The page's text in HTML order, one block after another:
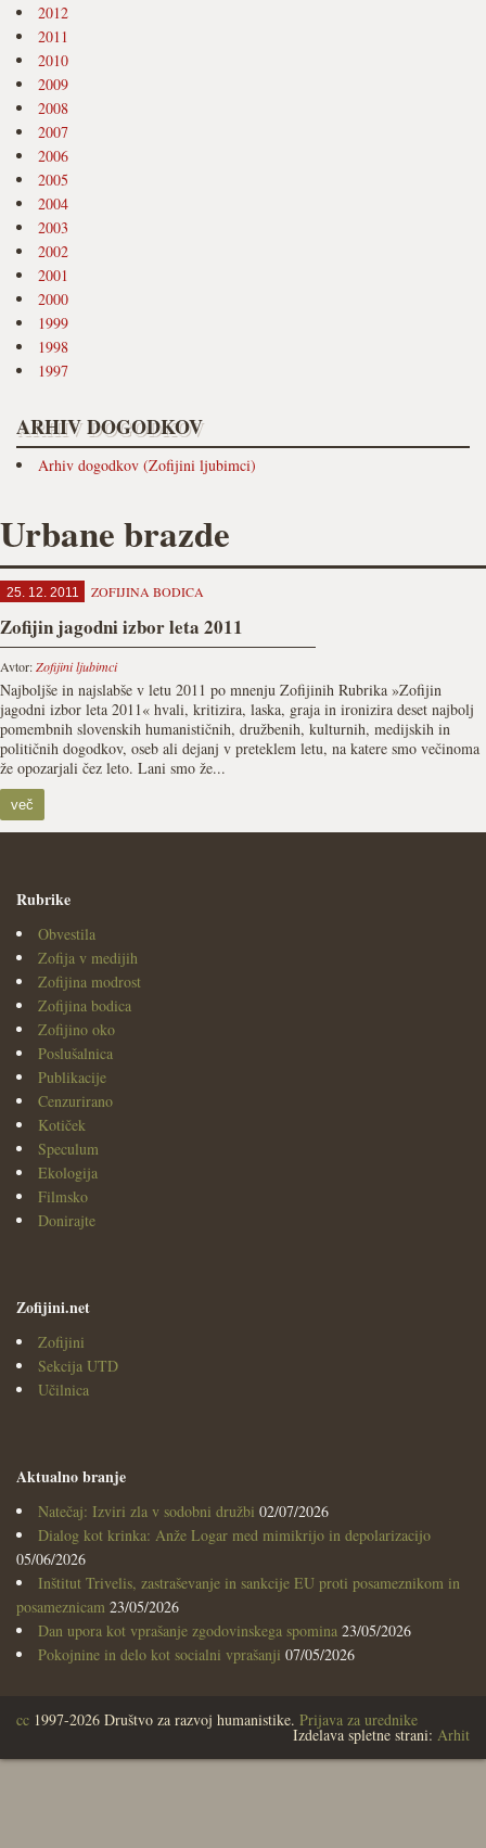
2012
2011
2010
2009
2008
2007
2006
2005
2004
2003
2002
2001
2000
1999
1998
1997
ARHIV DOGODKOV
Arhiv dogodkov (Zofijini ljubimci)
Urbane brazde
25. 12. 2011 ZOFIJINA BODICA
Zofijin jagodni izbor leta 2011
Avtor:Zofijini ljubimci
Najboljše in najslabše v letu 2011 po mnenju Zofijinih Rubrika »Zofijin
jagodni izbor leta 2011« hvali, kritizira, laska, graja in ironizira deset najbolj
pomembnih slovenskih humanističnih, družbenih, kulturnih, medijskih in
političnih dogodkov, oseb ali dejanj v preteklem letu, na katere smo večinoma
že opozarjali čez leto. Lani smo že...
več
Rubrike
Obvestila
Zofija v medijih
Zofijina modrost
Zofijina bodica
Zofijino oko
Poslušalnica
Publikacije
Cenzurirano
Kotiček
Speculum
Ekologija
Filmsko
Donirajte
Zofijini.net
Zofijini
Sekcija UTD
Učilnica
Aktualno branje
Natečaj: Izviri zla v sodobni družbi 02/07/2026
Dialog kot krinka: Anže Logar med mimikrijo in depolarizacijo
05/06/2026
Inštitut Trivelis, zastraševanje in sankcije EU proti posameznikom in
posameznicam 23/05/2026
Dan upora kot vprašanje zgodovinskega spomina 23/05/2026
Pokojnine in delo kot socialni vprašanji 07/05/2026
cc 1997-2026 Društvo za razvoj humanistike. Prijava za urednike
Izdelava spletne strani: Arhit